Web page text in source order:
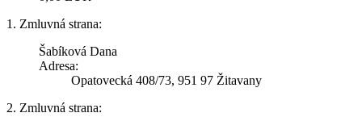
1. Zmluvná strana:
Šabíková Dana
Adresa:
Opatovecká 408/73, 951 97 Žitavany
2. Zmluvná strana: